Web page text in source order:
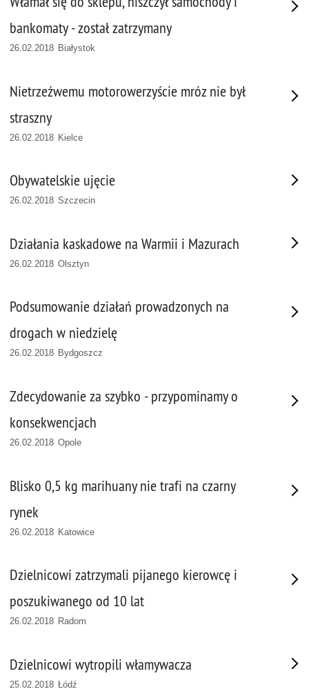
bankomaty - został zatrzymany
26.02.2018 Białystok
Nietrzeźwemu motorowerzyście mróz nie był
straszny
26.02.2018 Kielce
Obywatelskie ujęcie
26.02.2018 Szczecin
Działania kaskadowe na Warmii i Mazurach
26.02.2018 Olsztyn
Podsumowanie działań prowadzonych na
drogach w niedzielę
26.02.2018 Bydgoszcz
Zdecydowanie za szybko - przypominamy o
konsekwencjach
26.02.2018 Opole
Blisko 0,5 kg marihuany nie trafi na czarny
rynek
26.02.2018 Katowice
Dzielnicowi zatrzymali pijanego kierowcę i
poszukiwanego od 10 lat
26.02.2018 Radom
Dzielnicowi wytropili włamywacza
25.02.2018 Łódź